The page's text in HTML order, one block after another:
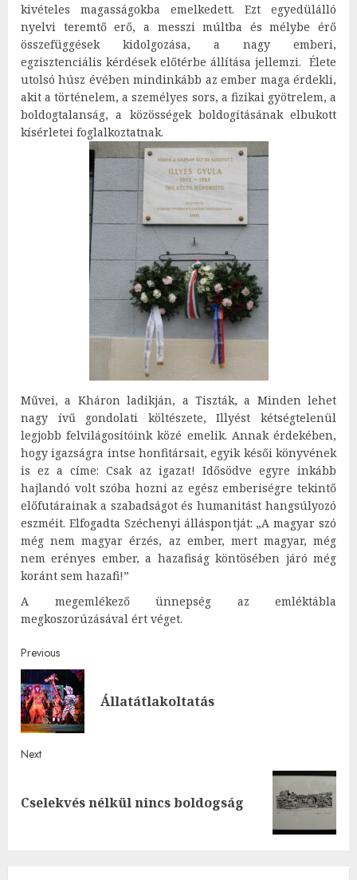
kivételes magasságokba emelkedett. Ezt egyedülálló
nyelvi teremtő erő, a messzi múltba és mélybe érő
összefüggések kidolgozása, a nagy emberi,
egzisztenciális kérdések előtérbe állítása jellemzi. Élete
utolsó húsz évében mindinkább az ember maga érdekli,
akit a történelem, a személyes sors, a fizikai gyötrelem, a
boldogtalanság, a közösségek boldogításának elbukott
kísérletei foglalkoztatnak.
Művei, a Kháron ladikján, a Tiszták, a Minden lehet
nagy ívű gondolati költészete, Illyést kétségtelenül
legjobb felvilágosítóink közé emelik. Annak érdekében,
hogy igazságra intse honfitársait, egyik késői könyvének
is ez a címe: Csak az igazat! Idősödve egyre inkább
hajlandó volt szóba hozni az egész emberiségre tekintő
előfutárainak a szabadságot és humanitást hangsúlyozó
eszméit. Elfogadta Széchenyi álláspontját: „A magyar szó
még nem magyar érzés, az ember, mert magyar, még
nem erényes ember, a hazafiság köntösében járó még
koránt sem hazafi!”
A megemlékező ünnepség az emléktábla
megkoszorúzásával ért véget.
Post
navigation
Previous
Állatátlakoltatás
Next
Next
Cselekvés nélkül nincs boldogság